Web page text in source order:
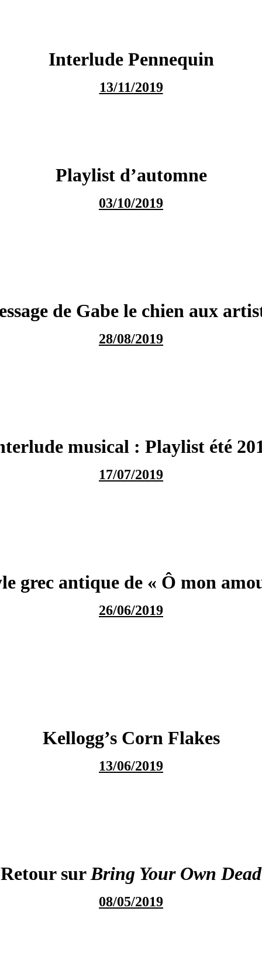
Interlude Pennequin
13/11/2019
Playlist d’automne
03/10/2019
de Gabe le chien aux
28/08/2019
musical : Playlist été
17/07/2019
grec antique de « Ô mon
26/06/2019
Kellogg’s Corn Flakes
13/06/2019
Retour surBring Your Own Dead
08/05/2019